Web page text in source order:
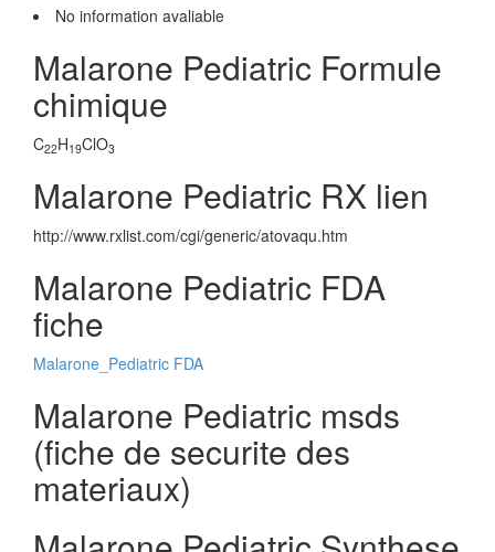
No information avaliable
Malarone Pediatric Formule
chimique
C22H19ClO3
Malarone Pediatric RX lien
http://www.rxlist.com/cgi/generic/atovaqu.htm
Malarone Pediatric FDA
fiche
Malarone_Pediatric FDA
Malarone Pediatric msds
(fiche de securite des
materiaux)